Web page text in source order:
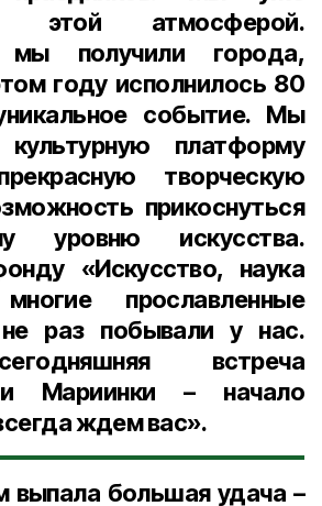
этой атмосферой.
получили города,
году исполнилось 80
событие. Мы
платформу
творческую
прикоснуться
уровню искусства.
«Искусство, наука
прославленные
раз побывали у нас.
встреча
Мариинки – начало
ждем вас».
выпала большая удача –